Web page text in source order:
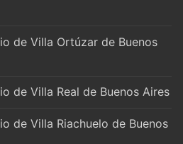
de Villa Ortúzar de Buenos
de Villa Real de Buenos Aires
de Villa Riachuelo de Buenos